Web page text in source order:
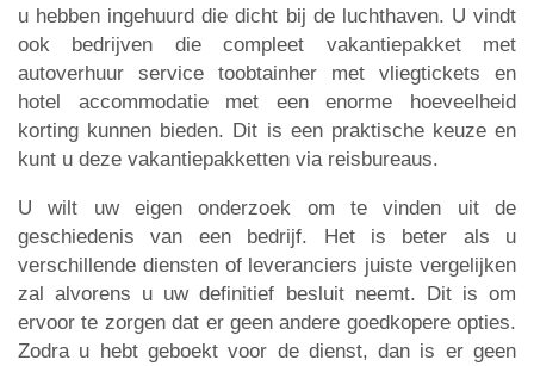
u hebben ingehuurd die dicht bij de luchthaven. U vindt
ook bedrijven die compleet vakantiepakket met
autoverhuur service toobtainher met vliegtickets en
hotel accommodatie met een enorme hoeveelheid
korting kunnen bieden. Dit is een praktische keuze en
kunt u deze vakantiepakketten via reisbureaus.
U wilt uw eigen onderzoek om te vinden uit de
geschiedenis van een bedrijf. Het is beter als u
verschillende diensten of leveranciers juiste vergelijken
zal alvorens u uw definitief besluit neemt. Dit is om
ervoor te zorgen dat er geen andere goedkopere opties.
Zodra u hebt geboekt voor de dienst, dan is er geen